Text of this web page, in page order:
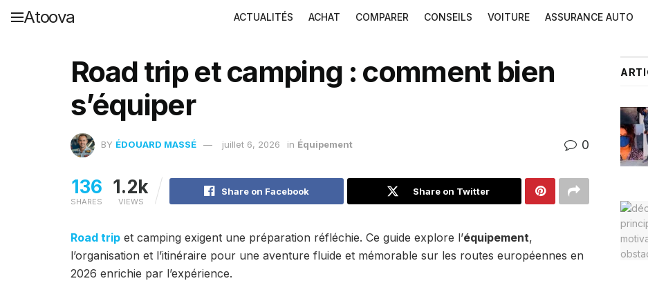
Atoova ACTUALITÉS ACHAT COMPARER CONSEILS VOITURE ASSURANCE AUTO
Road trip et camping : comment bien
s’équiper
BY ÉDOUARD MASSÉ juillet 6, 2026 in Équipement 0
136
SHARES
1.2k
VIEWS
Share on Facebook Share on Twitter
Road trip et camping exigent une préparation réfléchie. Ce guide explore l’équipement,
l’organisation et l’itinéraire pour une aventure fluide et mémorable sur les routes européennes en
2026 enrichie par l’expérience.